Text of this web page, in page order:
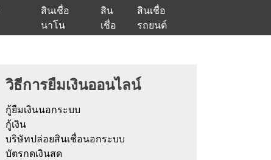
สินเชื่อ
นาโน
สิน
เชื่อ
สินเชื่อ
รถยนต์
วิธีการยืมเงินออนไลน์
กู้ยืมเงินนอกระบบ
กู้เงิน
บริษัทปล่อยสินเชื่อนอกระบบ
บัตรกดเงินสด